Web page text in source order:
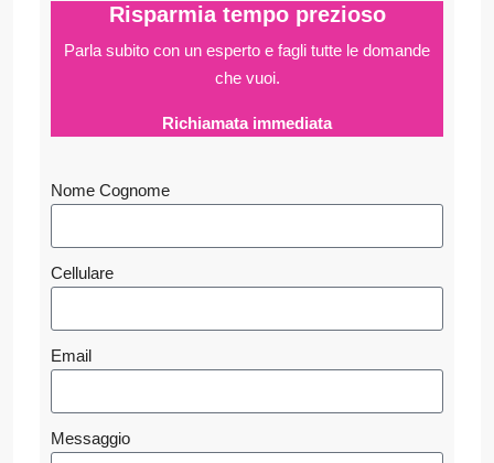
Risparmia tempo prezioso
Parla subito con un esperto e fagli tutte le domande
che vuoi.
Richiamata immediata
Nome Cognome
Cellulare
Email
Messaggio